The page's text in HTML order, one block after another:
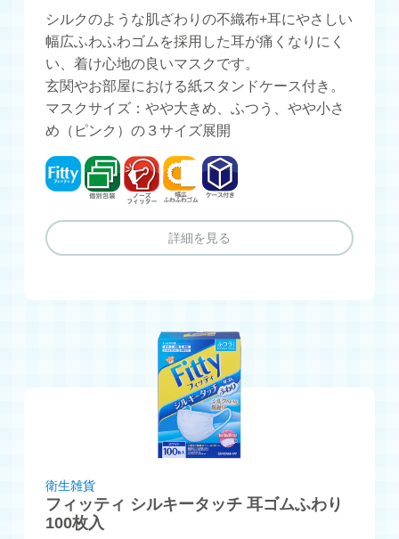
シルクのような肌ざわりの不織布+耳にやさしい
幅広ふわふわゴムを採用した耳が痛くなりにく
い、着け心地の良いマスクです。
玄関やお部屋における紙スタンドケース付き。
マスクサイズ：やや大きめ、ふつう、やや小さ
め（ピンク）の３サイズ展開
フィッティ個別包装ノーズフィッター
幅広ふわふわゴム
ケース付き
詳細を見る
衛生雑貨
フィッティ シルキータッチ 耳ゴムふわり
100枚入